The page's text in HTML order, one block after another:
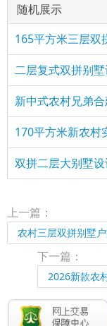
随机展示
165平方米三层双
二层复式双拼别
上一篇：
农村三层双拼别墅
下一篇：
2026新款农